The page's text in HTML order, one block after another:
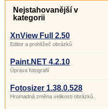
Nejstahovanější v
kategorii
XnView Full 2.50
Editor a prohlížeč obrázků
Paint.NET 4.2.10
Úprava fotografií
Fotosizer 1.38.0.528
Hromadná změna velikosti obrázků.